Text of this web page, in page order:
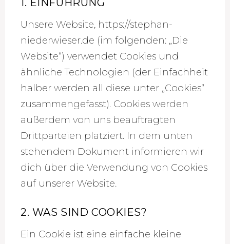
1. EINFÜHRUNG
Unsere Website, https://stephan-
niederwieser.de (im folgenden: „Die
Website“) verwendet Cookies und
ähnliche Technologien (der Einfachheit
halber werden all diese unter „Cookies“
zusammengefasst). Cookies werden
außerdem von uns beauftragten
Drittparteien platziert. In dem unten
stehendem Dokument informieren wir
dich über die Verwendung von Cookies
auf unserer Website.
2. WAS SIND COOKIES?
Ein Cookie ist eine einfache kleine